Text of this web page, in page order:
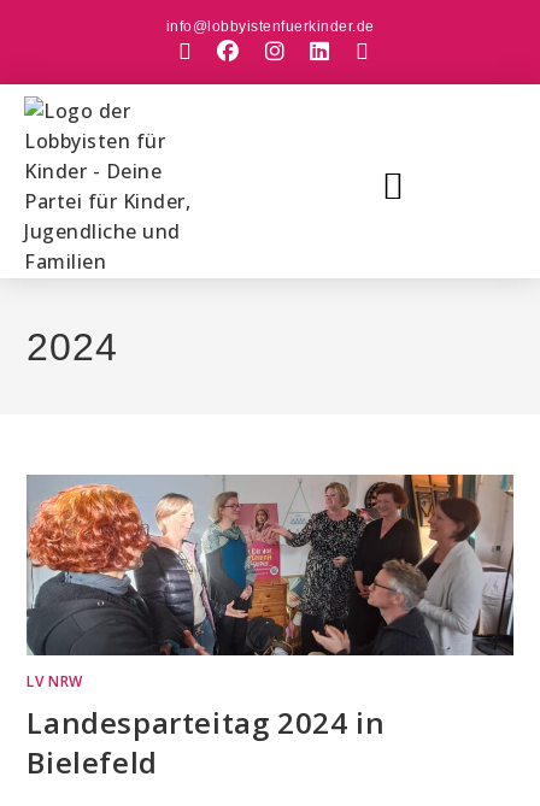
info@lobbyistenfuerkinder.de
2024
LV NRW
Landesparteitag 2024 in
Bielefeld